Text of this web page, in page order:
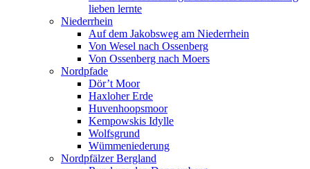
lieben lernte
Niederrhein
Auf dem Jakobsweg am Niederrhein
Von Wesel nach Ossenberg
Von Ossenberg nach Moers
Nordpfade
Dör’t Moor
Haxloher Erde
Huvenhoopsmoor
Kempowskis Idylle
Wolfsgrund
Wümmeniederung
Nordpfälzer Bergland